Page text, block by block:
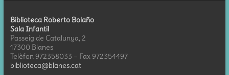
Biblioteca Roberto Bolaño
Sala Infantil
Passeig de Catalunya, 2
17300 Blanes
Telèfon 972358033 – Fax 972354497
biblioteca@blanes.cat